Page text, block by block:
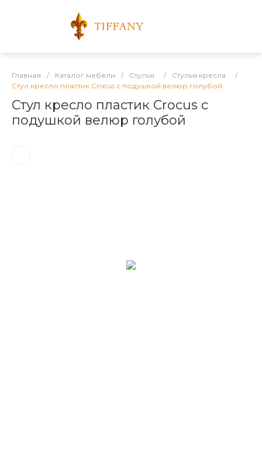
Главная / Каталог мебели / Стулья / Стулья кресла
/
Стул кресло пластик Crocus с подушкой велюр голубой
Стул кресло пластик Crocus с
подушкой велюр голубой